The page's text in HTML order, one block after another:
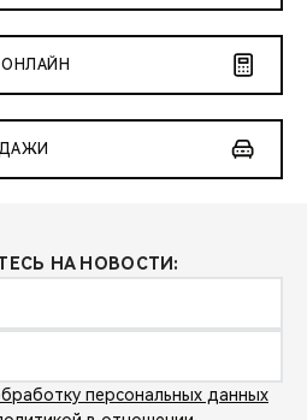
НА НОВОСТИ:
персональных данных